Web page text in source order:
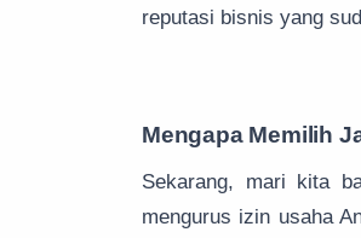
reputasi bisnis yang
Mengapa Memilih
Sekarang, mari kita
mengurus izin usaha